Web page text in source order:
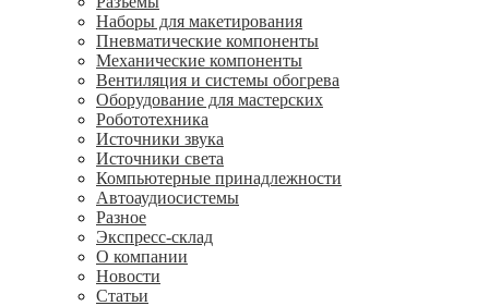
Наборы для макетирования
Пневматические компоненты
Механические компоненты
Вентиляция и системы обогрева
Оборудование для мастерских
Робототехника
Источники звука
Источники света
Компьютерные принадлежности
Автоаудиосистемы
Разное
Экспресс-склад
О компании
Новости
Статьи